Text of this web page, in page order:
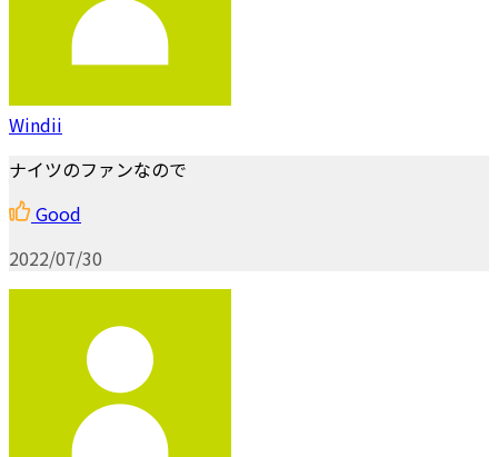
Windii
ナイツのファンなので
Good
2022/07/30